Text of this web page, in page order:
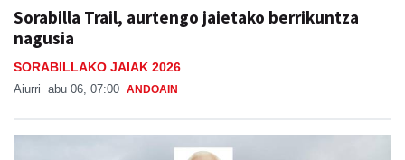
Sorabilla Trail, aurtengo jaietako berrikuntza
nagusia
SORABILLAKO JAIAK 2026
Aiurri abu 06, 07:00 ANDOAIN